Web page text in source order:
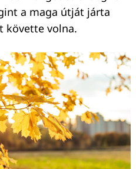
a maga útját járta
követte volna.